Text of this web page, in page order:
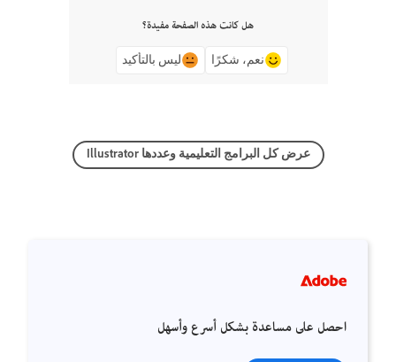
هل كانت هذه الصفحة مفيدة؟
نعم، شكرًا ليس بالتأكيد
عرض كل البرامج التعليمية وعددها Illustrator
احصل على مساعدة بشكل أسرع وأسهل